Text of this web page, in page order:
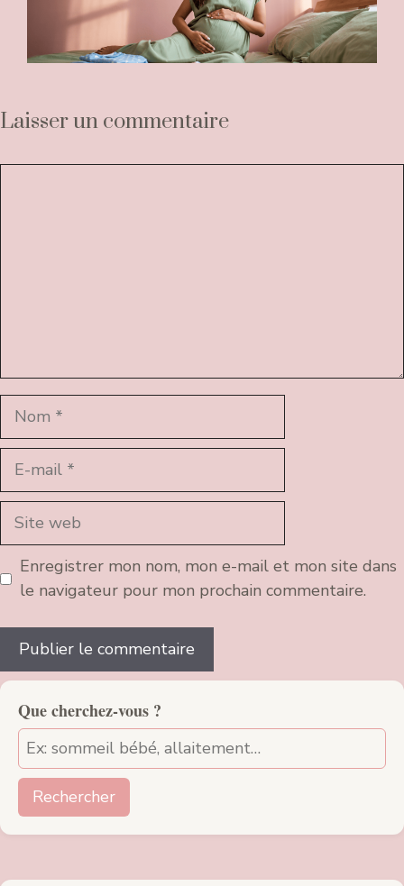
Laisser un commentaire
Nom
Site
Enregistrer mon nom, mon e-mail et mon site dans
le navigateur pour mon prochain commentaire.
Que cherchez-vous ?
Rechercher